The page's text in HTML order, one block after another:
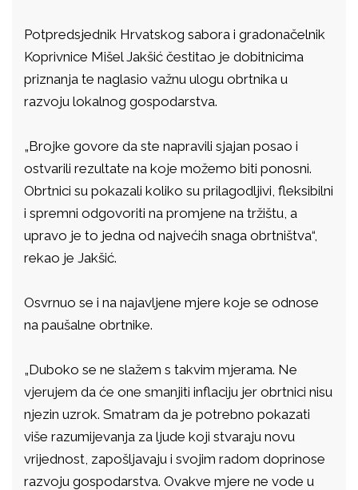
Potpredsjednik Hrvatskog sabora i gradonačelnik
Koprivnice Mišel Jakšić čestitao je dobitnicima
priznanja te naglasio važnu ulogu obrtnika u
razvoju lokalnog gospodarstva.
„Brojke govore da ste napravili sjajan posao i
ostvarili rezultate na koje možemo biti ponosni.
Obrtnici su pokazali koliko su prilagodljivi, fleksibilni
i spremni odgovoriti na promjene na tržištu, a
upravo je to jedna od najvećih snaga obrtništva“,
rekao je Jakšić.
Osvrnuo se i na najavljene mjere koje se odnose
na paušalne obrtnike.
„Duboko se ne slažem s takvim mjerama. Ne
vjerujem da će one smanjiti inflaciju jer obrtnici nisu
njezin uzrok. Smatram da je potrebno pokazati
više razumijevanja za ljude koji stvaraju novu
vrijednost, zapošljavaju i svojim radom doprinose
razvoju gospodarstva. Ovakve mjere ne vode u